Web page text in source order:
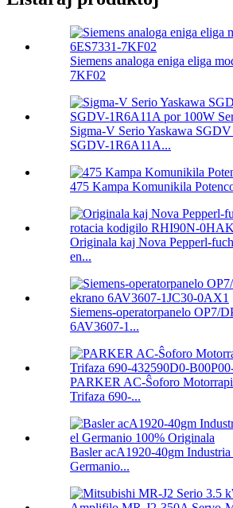
Siemens analoga eniga eliga
7KF02
Sigma-V Serio Yaskawa
SGDV-1R6A11A...
475 Kampa Komunikila
Originala kaj Nova Pepperl-
en...
Siemens-operatorpanelo OP7/
6AV3607-1...
PARKER AC-Ŝoforo
Trifaza 690-...
Basler acA1920-40gm
Germanio...